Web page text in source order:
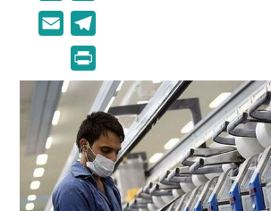
o
p
y
L
i
n
k
i
n
e
I
n
e
l
e
g
r
a
m
r
i
n
t